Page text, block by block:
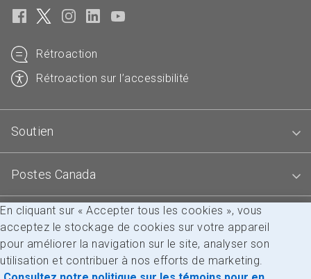
Rétroaction
Rétroaction sur l’accessibilité
Soutien
Postes Canada
Blogues
Accessibilité Avis juridiques
Confidentialité
En cliquant sur « Accepter tous les cookies », vous
acceptez le stockage de cookies sur votre appareil
pour améliorer la navigation sur le site, analyser son
utilisation et contribuer à nos efforts de marketing.